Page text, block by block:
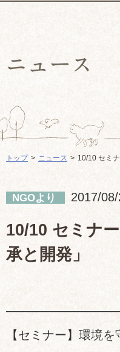
トップ ニュース 10/10 セミ
NGOより 2017/
10/10 セミナ
承と開発」
【セミナー】環境